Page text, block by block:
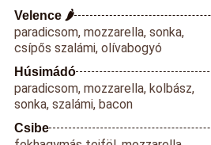
Velence 🌶️
paradicsom, mozzarella, sonka,
csípős szalámi, olívabogyó
Húsimádó
paradicsom, mozzarella, kolbász,
sonka, szalámi, bacon
Csibe